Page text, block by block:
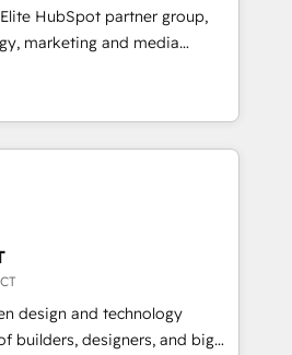
leaders:
Migration Impact Award 🏆
the Year 🏆 Gold AVA Digital
🌟 Accreditations: CRM
HubSpot partner group,
marketing and media
America and Southern
7 countries. Born in Chile,
with international reach to
through technology, creativity,
building end-to-
CRM, AI automation,
content, and digital
team works in Spanish,
to design scalable strategies
• 10+
design and technology
builders, designers, and big